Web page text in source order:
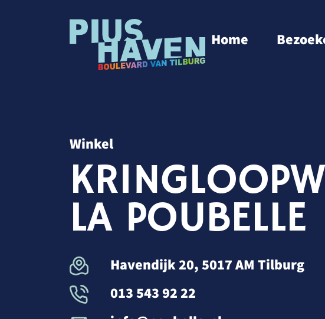
Home
Natuur
Winkelen
Cultuur &
Winkel
LA POUBELLE
Havendijk 20, 5017 AM Tilburg
013 543 92 22